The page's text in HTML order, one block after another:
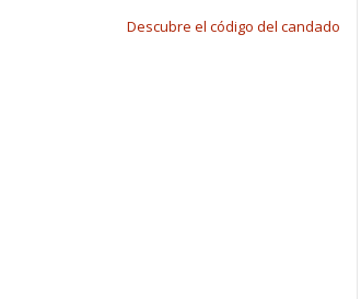
Descubre el código del candado